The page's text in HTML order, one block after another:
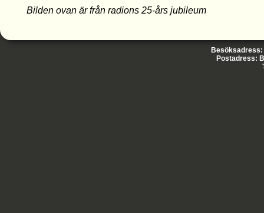
Bilden ovan är från radions 25-års jubileum
Besöksadress:
Postadress: